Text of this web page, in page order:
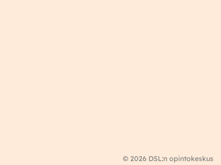
© 2026 DSL:n opintokeskus